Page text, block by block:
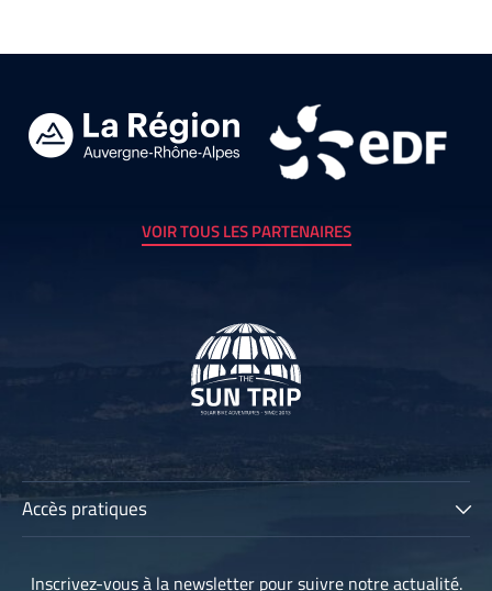
VOIR TOUS LES PARTENAIRES
Accès pratiques
Inscrivez-vous à la newsletter pour suivre notre actualité.